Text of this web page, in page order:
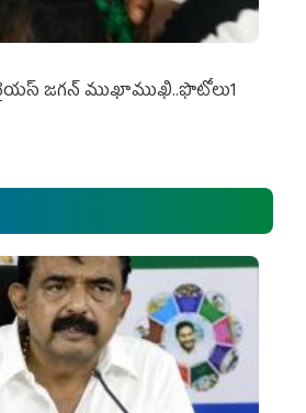
జ‌గ‌న్ ముఖాముఖి..ఫొటోలు1